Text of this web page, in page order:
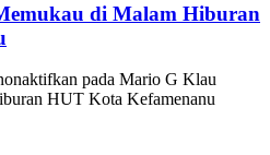
di Malam Hiburan
pada Mario G Klau
HUT Kota Kefamenanu